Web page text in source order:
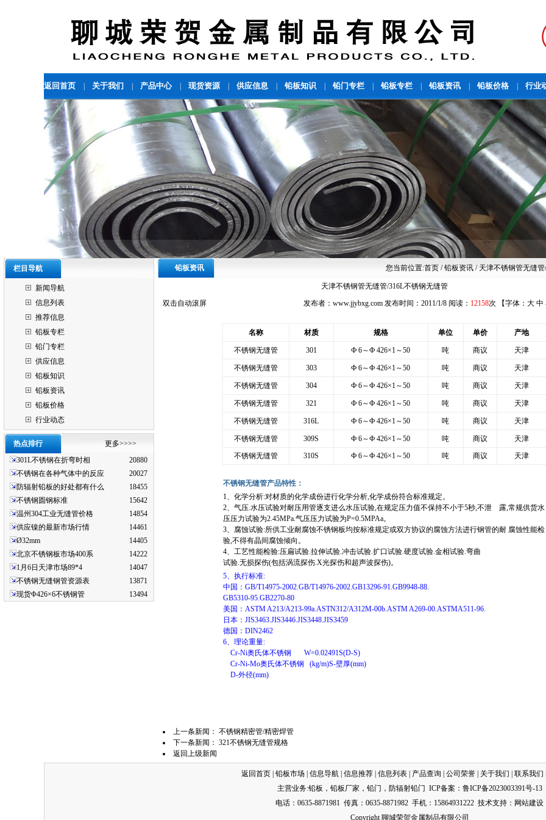
返回首页 关于我们 产品中心 现货资源 供应信息 铅板知识 铅门专栏 铅板专栏 铅板资讯 铅板价格 行业
栏目导航
新闻导航
信息列表
推荐信息
铅板专栏
铅门专栏
供应信息
铅板知识
铅板资讯
铅板价格
行业动态
热点排行
更多>>>>
301L不锈钢在折弯时相
20880
不锈钢在各种气体中的反应
20027
防辐射铅板的好处都有什么
18455
不锈钢圆钢标准
15642
温州304工业无缝管价格
14854
供应镍的最新市场行情
14461
Ø32mm
14405
北京不锈钢板市场400系
14222
1月6日天津市场89*4
14047
不锈钢无缝钢管资源表
13871
现货Φ426×6不锈钢管
13494
铅板资讯 您当前位置:首页 / 铅板资讯 / 天津不锈钢管无缝
天津不锈钢管无缝管/316L不锈钢无缝管
双击自动滚屏
发布者： www.jjybxg.com发布时间：2011/1/8 阅读： 12158次 【字体： 大 中
名称 材质 规格 单位 单价 产地
不锈钢无缝管 301 Ф 6～Ф 426×1～50 吨 商议 天津
不锈钢无缝管 303 Ф 6～Ф 426×1～50 吨 商议 天津
不锈钢无缝管 304 Ф 6～Ф 426×1～50 吨 商议 天津
不锈钢无缝管 321 Ф 6～Ф 426×1～50 吨 商议 天津
不锈钢无缝管 316L Ф 6～Ф 426×1～50 吨 商议 天津
不锈钢无缝管 309S Ф 6～Ф 426×1～50 吨 商议
天津
不锈钢无缝管
310S Ф 6～Ф 426×1～50 吨 商议 天津
不锈钢无缝管产品特性：
1、化学分析:对材质的化学成份进行化学分析,化学成份符合标准规定。
2、气压.水压试验对耐压用管逐支进么水压试验,在规定压力值不保持不小于5秒,不泄 露,常规供货水
压压力试验为2.45MPa.气压压力试验为P=0.5MPAa。
3、腐蚀试验:所供工业耐腐蚀不锈钢板均按标准规定或双方协议的腐蚀方法进行钢管的耐 腐蚀性能检
验,不得有晶间腐蚀倾向。
4、工艺性能检验:压扁试验.拉伸试验.冲击试验.扩口试验.硬度试验.金相试验.弯曲
试验.无损探伤(包括涡流探伤.X光探伤和超声波探伤)。
5、执行标准:
中国：GB/T14975-2002.GB/T14976-2002.GB13296-91.GB9948-88.
GB5310-95.GB2270-80
美国：ASTM A213/A213-99a.ASTN312/A312M-00b.ASTM A269-00.ASTMA511-96.
日本：JIS3463.JIS3446.JIS3448.JIS3459
德国：DIN2462
6、理论重量:
Cr-Ni奥氏体不锈钢 W=0.02491S(D-S)
Cr-Ni-Mo奥氏体不锈钢 (kg/m)S-壁厚(mm)
D-外径(mm)
上一条新闻： 不锈钢精密管/精密焊管
下一条新闻： 321不锈钢无缝管规格
返回上级新闻
返回首页 铅板市场 信息导航 信息推荐 信息列表 产品查询 公司荣誉 关于我们 联系我们
主营业务:铅板 ， 铅板厂家 ， 铅门 ， 防辐射铅门 ICP备案： 鲁ICP备2023003391号-13
电话：0635-8871981 传真：0635-8871982 手机：15864931222 技术支持： 网站建设
Copyright 聊城荣贺金属制品有限公司